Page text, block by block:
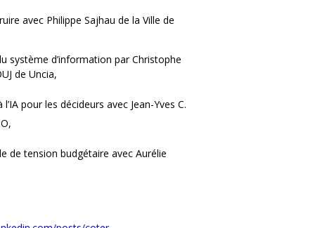
avec Philippe Sajhau de la Ville de
système d’information par Christophe
de Uncia,
pour les décideurs avec Jean-Yves C.
de tension budgétaire avec Aurélie